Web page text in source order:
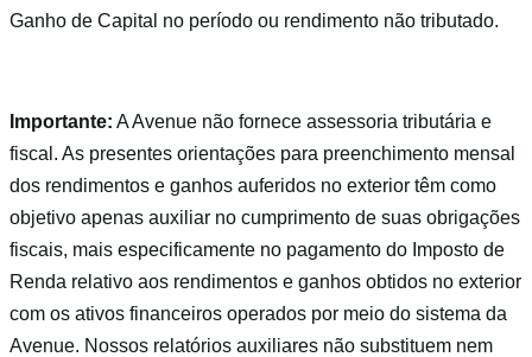
Ganho de Capital no período ou rendimento não tributado.
Importante: A Avenue não fornece assessoria tributária e
fiscal. As presentes orientações para preenchimento mensal
dos rendimentos e ganhos auferidos no exterior têm como
objetivo apenas auxiliar no cumprimento de suas obrigações
fiscais, mais especificamente no pagamento do Imposto de
Renda relativo aos rendimentos e ganhos obtidos no exterior
com os ativos financeiros operados por meio do sistema da
Avenue. Nossos relatórios auxiliares não substituem nem